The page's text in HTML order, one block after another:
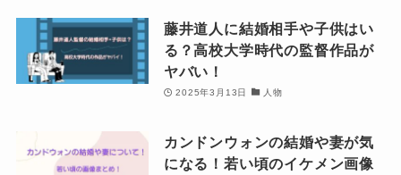
藤井道人に結婚相手や子供はい
る？高校大学時代の監督作品が
ヤバい！
2025年3月13日 人物
カンドンウォンの結婚や妻が気
になる！若い頃のイケメン画像